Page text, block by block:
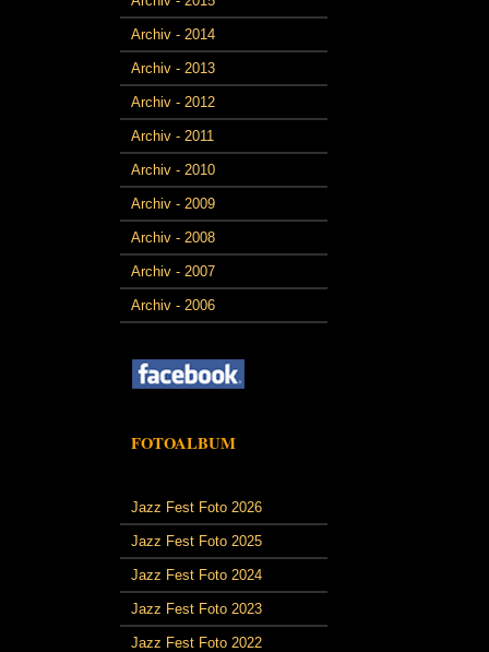
Archiv - 2014
Archiv - 2013
Archiv - 2012
Archiv - 2011
Archiv - 2010
Archiv - 2009
Archiv - 2008
Archiv - 2007
Archiv - 2006
FOTOALBUM
Jazz Fest Foto 2026
Jazz Fest Foto 2025
Jazz Fest Foto 2024
Jazz Fest Foto 2023
Jazz Fest Foto 2022